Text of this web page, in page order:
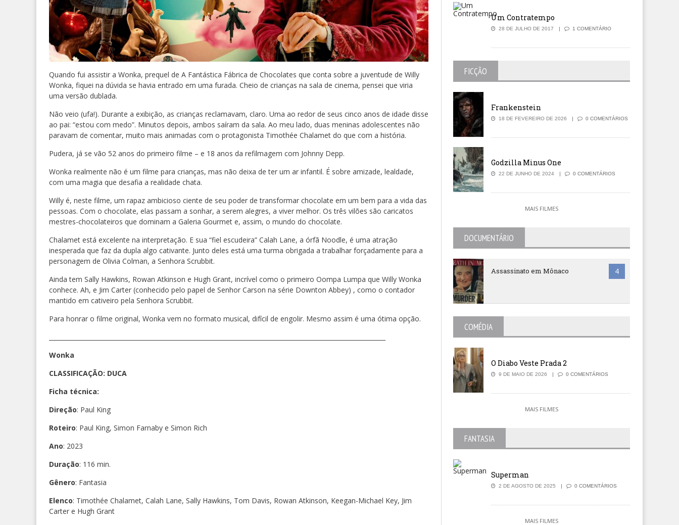
Quando fui assistir a Wonka, prequel de A Fantástica Fábrica de Chocolates que conta sobre a juventude de Willy
Wonka, fiquei na dúvida se havia entrado em uma furada. Cheio de crianças na sala de cinema, pensei que viria
uma versão dublada.
Não veio (ufa!). Durante a exibição, as crianças reclamavam, claro. Uma ao redor de seus cinco anos de idade disse
ao pai: “estou com medo”. Minutos depois, ambos saíram da sala. Ao meu lado, duas meninas adolescentes não
paravam de comentar, muito mais animadas com o protagonista Timothée Chalamet do que com a história.
Pudera, já se vão 52 anos do primeiro filme – e 18 anos da refilmagem com Johnny Depp.
Wonka realmente não é um filme para crianças, mas não deixa de ter um ar infantil. É sobre amizade, lealdade,
com uma magia que desafia a realidade chata.
Willy é, neste filme, um rapaz ambicioso ciente de seu poder de transformar chocolate em um bem para a vida das
pessoas. Com o chocolate, elas passam a sonhar, a serem alegres, a viver melhor. Os três vilões são caricatos
mestres-chocolateiros que dominam a Galeria Gourmet e, assim, o mundo do chocolate.
Chalamet está excelente na interpretação. E sua “fiel escudeira” Calah Lane, a órfã Noodle, é uma atração
inesperada que faz da dupla algo cativante. Junto deles está uma turma obrigada a trabalhar forçadamente para a
personagem de Olivia Colman, a Senhora Scrubbit.
Ainda tem Sally Hawkins, Rowan Atkinson e Hugh Grant, incrível como o primeiro Oompa Lumpa que Willy Wonka
conhece. Ah, e Jim Carter (conhecido pelo papel de Senhor Carson na série Downton Abbey) , como o contador
mantido em cativeiro pela Senhora Scrubbit.
Para honrar o filme original, Wonka vem no formato musical, difícil de engolir. Mesmo assim é uma ótima opção.
Wonka
CLASSIFICAÇÃO: DUCA
Ficha técnica:
Direção: Paul King
Roteiro: Paul King, Simon Farnaby e Simon Rich
Ano: 2023
Duração: 116 min.
Gênero: Fantasia
Elenco: Timothée Chalamet, Calah Lane, Sally Hawkins, Tom Davis, Rowan Atkinson, Keegan-Michael Key, Jim
Carter e Hugh Grant
Um Contratempo
28 DE JULHO DE 2017 1 COMENTÁRIO
FICÇÃO
Frankenstein
18 DE FEVEREIRO DE 2026 0 COMENTÁRIOS
Godzilla Minus One
22 DE JUNHO DE 2024 0 COMENTÁRIOS
MAIS FILMES
DOCUMENTÁRIO
Assassinato em Mônaco 4
COMÉDIA
O Diabo Veste Prada 2
9 DE MAIO DE 2026 0 COMENTÁRIOS
MAIS FILMES
FANTASIA
Superman
2 DE AGOSTO DE 2025 0 COMENTÁRIOS
MAIS FILMES